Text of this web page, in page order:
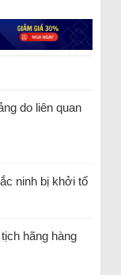
do liên quan
ninh bị khởi tố
hãng hàng